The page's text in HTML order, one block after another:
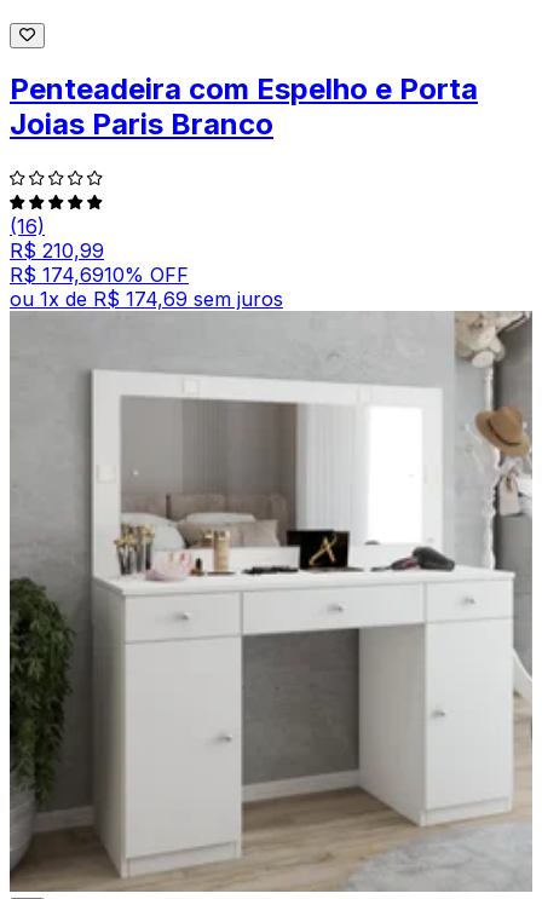
Penteadeira com Espelho e Porta
Joias Paris Branco
(16)
R$ 210,99
R$ 174,6910% OFF
ou 1x de R$ 174,69 sem juros